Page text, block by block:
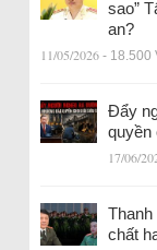
sao”
an?
11/05/2026 - 18.500
Đẩy
quyền
17/06/
Thanh
chất